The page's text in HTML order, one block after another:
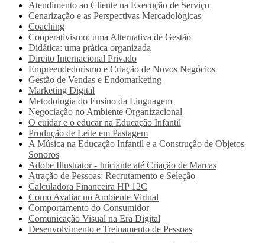
Atendimento ao Cliente na Execução de Serviço
Cenarização e as Perspectivas Mercadológicas
Coaching
Cooperativismo: uma Alternativa de Gestão
Didática: uma prática organizada
Direito Internacional Privado
Empreendedorismo e Criação de Novos Negócios
Gestão de Vendas e Endomarketing
Marketing Digital
Metodologia do Ensino da Linguagem
Negociação no Ambiente Organizacional
O cuidar e o educar na Educação Infantil
Produção de Leite em Pastagem
A Música na Educação Infantil e a Construção de Objetos
Sonoros
Adobe Illustrator - Iniciante até Criação de Marcas
Atração de Pessoas: Recrutamento e Seleção
Calculadora Financeira HP 12C
Como Avaliar no Ambiente Virtual
Comportamento do Consumidor
Comunicação Visual na Era Digital
Desenvolvimento e Treinamento de Pessoas